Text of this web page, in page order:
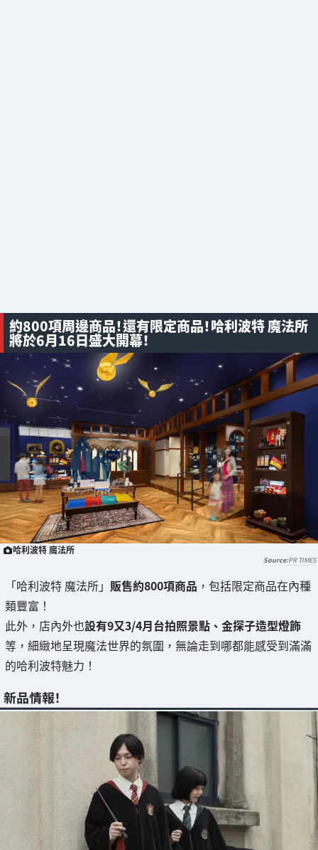
約800項周邊商品！還有限定商品！哈利波特 魔法所
將於6月16日盛大開幕！
哈利波特 魔法所
PR TIMES
「哈利波特 魔法所」 販售約800項商品 ，包括限定商品在內種
類豐富！
此外，店內外也設有9又3/4月台拍照景點、金探子造型燈飾
等，細緻地呈現魔法世界的氛圍，無論走到哪都能感受到滿滿
的哈利波特魅力！
新品情報！